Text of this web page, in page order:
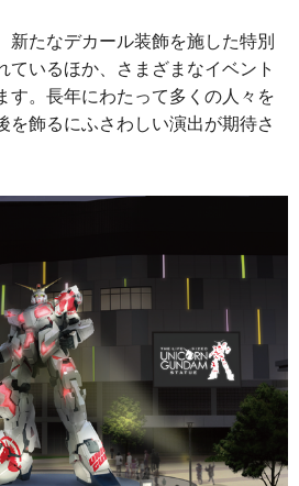
新たなデカール装飾を施した特別
ているほか、さまざまなイベント
す。長年にわたって多くの人々を
を飾るにふさわしい演出が期待さ